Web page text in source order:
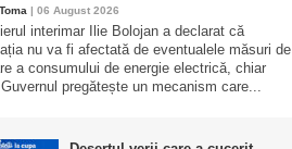
| 06 August 2026
interimar Ilie Bolojan a declarat că
nu va fi afectată de eventualele măsuri de
a consumului de energie electrică, chiar
pregătește un mecanism care...